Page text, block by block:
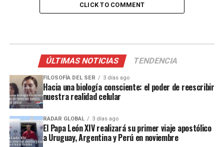
CLICK TO COMMENT
ÚLTIMAS NOTICIAS TENDENCIA
FILOSOFÍA DEL SER 3 días ago
Hacia una biología consciente: el poder de reescribir
nuestra realidad celular
RADAR GLOBAL 3 días ago
El Papa León XIV realizará su primer viaje apostólico
a Uruguay, Argentina y Perú en noviembre